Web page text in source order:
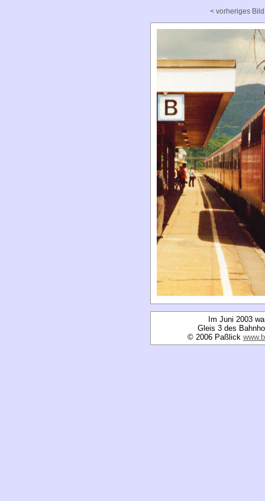
< vorheriges Bild
Im Juni 2003
Gleis 3 des
© 2006 Paßlick